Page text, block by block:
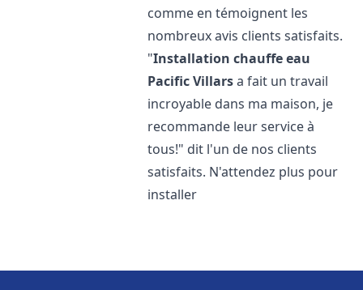
comme en témoignent les
nombreux avis clients satisfaits.
"Installation chauffe eau
PacificVillarsa fait un travail
incroyable dans ma maison, je
recommande leur service à
tous!" dit l'un de nos clients
satisfaits. N'attendez plus pour
installer